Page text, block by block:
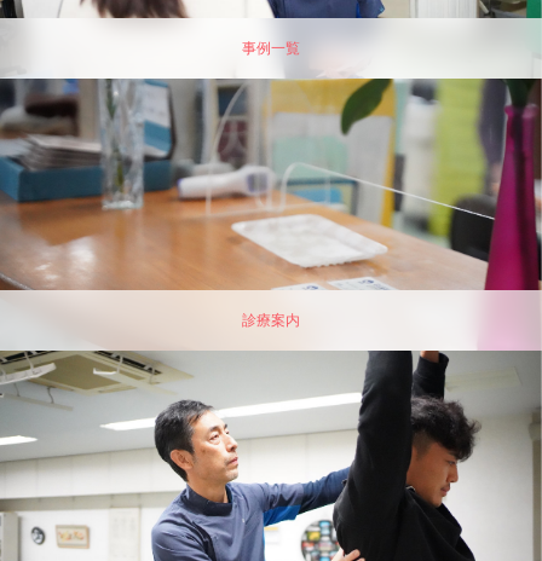
事例一覧
診療案内